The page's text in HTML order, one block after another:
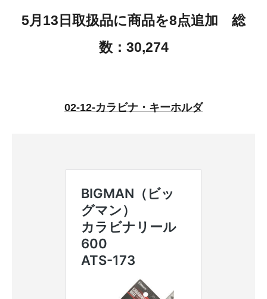
マルキン印
お問い合わせはこちら
5月13日取扱品に商品を8点追加 総
数：30,274
02-12-カラビナ・キーホルダ